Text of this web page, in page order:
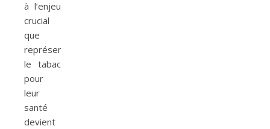
à l’enjeu
crucial
que
représente
le tabac
pour
leur
santé
devient